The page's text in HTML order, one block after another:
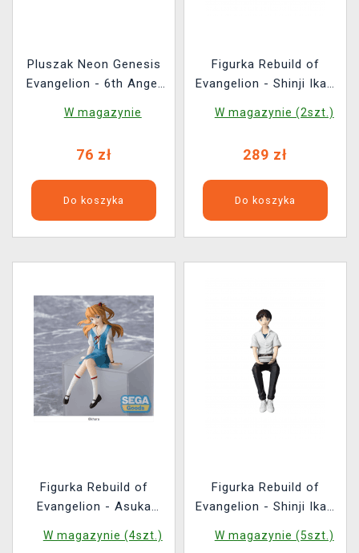
Pluszak Neon Genesis
Evangelion - 6th Angel
W magazynie
76 zł
Do koszyka
Figurka Rebuild of
Evangelion - Shinji Ikari
Smile Company)
W magazynie (2szt.)
289 zł
Do koszyka
Figurka Rebuild of
Evangelion - Asuka
Theatrical Edition
W magazynie (4szt.)
Figurka Rebuild of
Evangelion - Shinji Ikari
W magazynie (5szt.)